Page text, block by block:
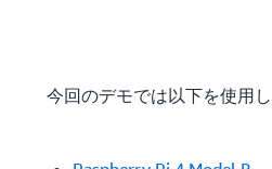
今回のデモでは以下を使用